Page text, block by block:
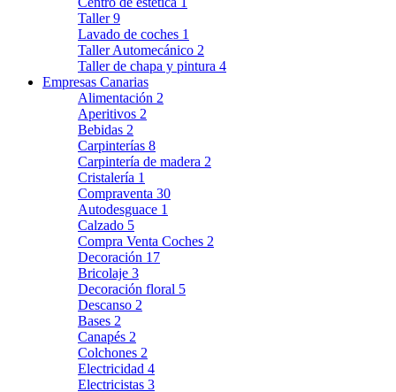
Taller9
Lavado de coches 1
Taller Automecánico 2
Taller de chapa y pintura 4
Empresas Canarias
Alimentación 2
Aperitivos 2
Bebidas 2
Carpinterías 8
Carpintería de madera 2
Cristalería 1
Compraventa 30
Autodesguace 1
Calzado 5
Compra Venta Coches 2
Decoración 17
Bricolaje 3
Decoración floral 5
Descanso 2
Bases 2
Canapés 2
Colchones 2
Electricidad 4
Electricistas 3